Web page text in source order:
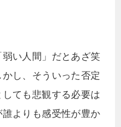
い人間」だとあざ笑
し、そういった否定
ても悲観する必要は
よりも感受性が豊か